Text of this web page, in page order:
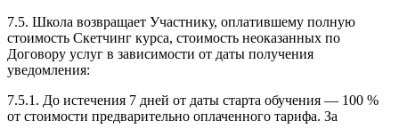
7.5. Школа возвращает Участнику, оплатившему полную
стоимость Скетчинг курса, стоимость неоказанных по
Договору услуг в зависимости от даты получения
уведомления:
7.5.1. До истечения 7 дней от даты старта обучения — 100 %
от стоимости предварительно оплаченного тарифа. За